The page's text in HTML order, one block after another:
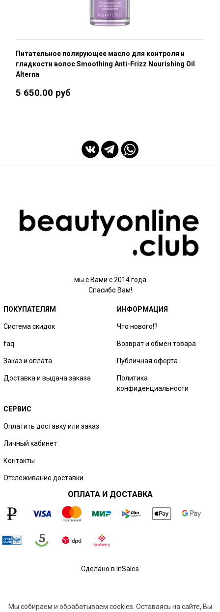
Питательное полирующее масло для контроля и
гладкости волос Smoothing Anti-Frizz Nourishing Oil
Alterna
5 650.00 руб
мы с Вами с 2014 года
Спасибо Вам!
ПОКУПАТЕЛЯМ
Система скидок
faq
Заказ и оплата
Доставка и выдача заказа
ИНФОРМАЦИЯ
Что нового!?
Возврат и обмен товара
Публичная оферта
Политика
конфиденциальности
СЕРВИС
Оплатить доставку или заказ
Личный кабинет
Контакты
Отслеживание доставки
ОПЛАТА И ДОСТАВКА
Сделано в InSales
Мы собираем и обрабатываем cookies. Оставаясь на сайте, Вы